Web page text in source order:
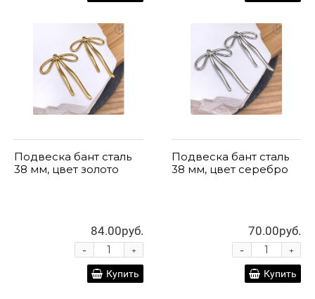
Подвеска бант сталь
38 мм, цвет золото
84.00руб.
+
-
Купить
Подвеска бант сталь
38 мм, цвет серебро
70.00руб.
+
-
Купить